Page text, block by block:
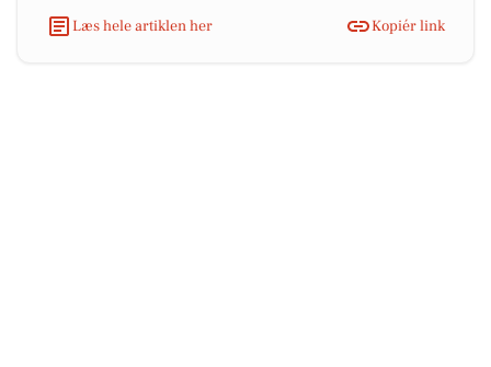
Læs hele artiklen her
Kopiér link